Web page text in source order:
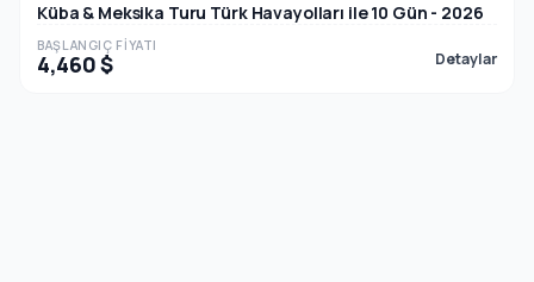
Küba & Meksika Turu Türk Havayolları ile 10 Gün - 2026
BAŞLANGIÇ FIYATI
4,460 $ Detaylar